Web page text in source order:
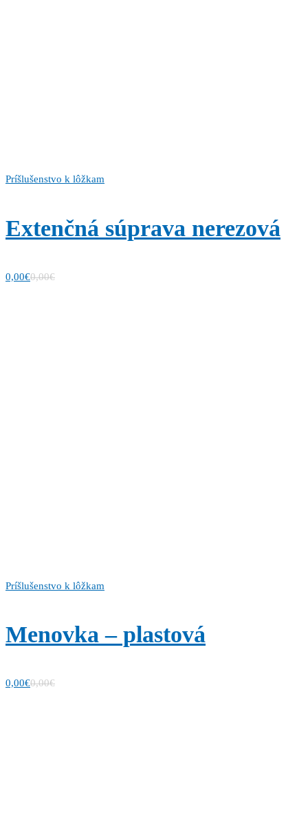
Príšlušenstvo k lôžkam
Extenčná súprava nerezová
0,00€0,00€
Príšlušenstvo k lôžkam
Menovka – plastová
0,00€0,00€